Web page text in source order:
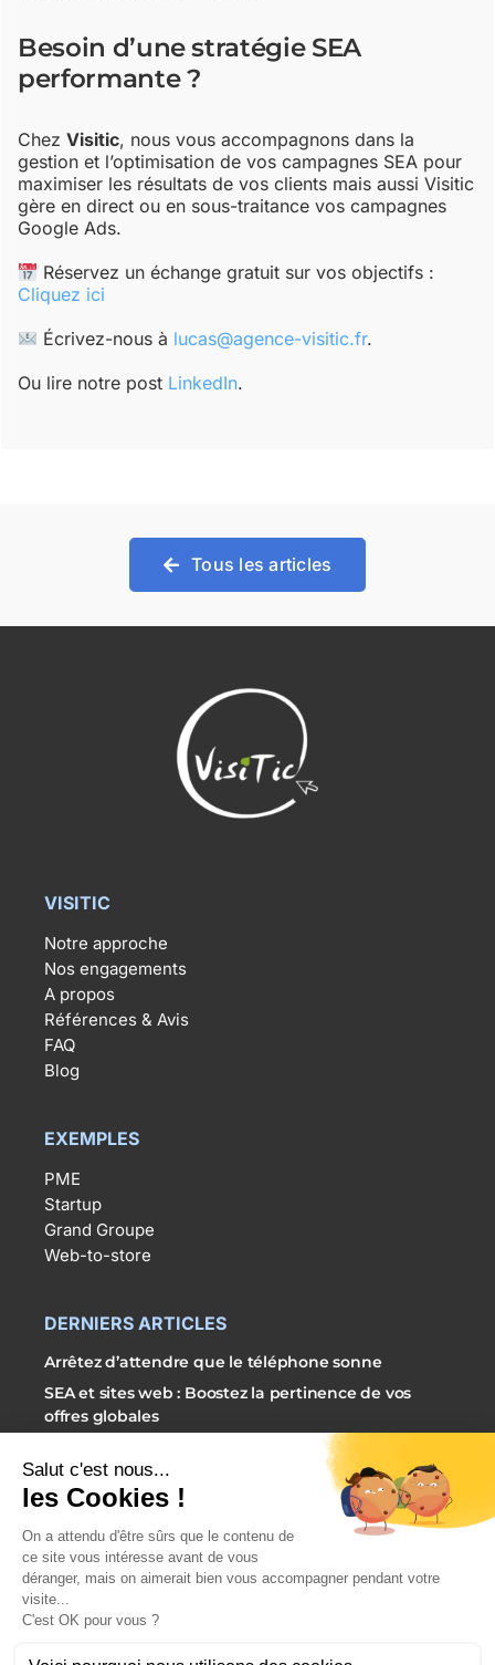
Besoin d’une stratégie SEA
performante ?
ChezVisitic, nous vous accompagnons dans la
gestion et l’optimisation de vos campagnes SEA pour
maximiser les résultats de vos clients mais aussi Visitic
gère en direct ou en sous-traitance vos campagnes
Google Ads.
Réservez un échange gratuit sur vos objectifs :
Cliquez ici
Écrivez-nous à lucas@agence-visitic.fr.
Ou lire notre post LinkedIn.
Tous les articles
VISITIC
Notre approche
Nos engagements
A propos
Références & Avis
FAQ
Blog
EXEMPLES
PME
Startup
Grand Groupe
Web-to-store
DERNIERS ARTICLES
Arrêtez d’attendre que le téléphone sonne
SEA et sites web : Boostez la pertinence de vos
offres globales
3 étapes simples pour externaliser vos campagnes
SEA
PRENDRE RDV